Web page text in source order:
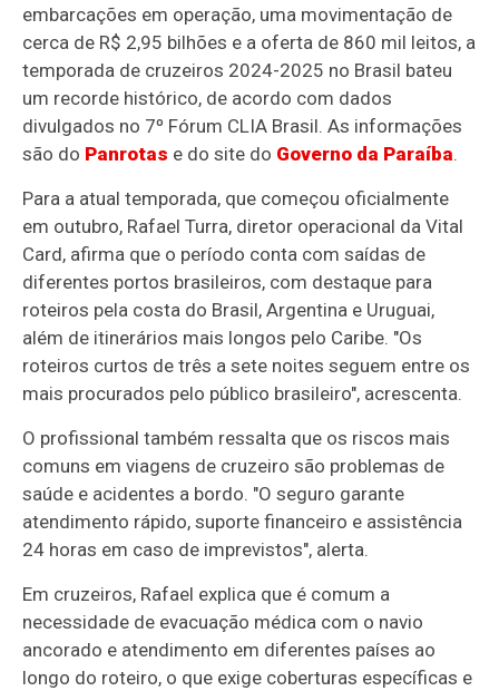
embarcações em operação, uma movimentação de
cerca de R$ 2,95 bilhões e a oferta de 860 mil leitos, a
temporada de cruzeiros 2024-2025 no Brasil bateu
um recorde histórico, de acordo com dados
divulgados no 7º Fórum CLIA Brasil. As informações
são do Panrotas e do site do Governo da Paraíba.
Para a atual temporada, que começou oficialmente
em outubro, Rafael Turra, diretor operacional da Vital
Card, afirma que o período conta com saídas de
diferentes portos brasileiros, com destaque para
roteiros pela costa do Brasil, Argentina e Uruguai,
além de itinerários mais longos pelo Caribe. "Os
roteiros curtos de três a sete noites seguem entre os
mais procurados pelo público brasileiro", acrescenta.
O profissional também ressalta que os riscos mais
comuns em viagens de cruzeiro são problemas de
saúde e acidentes a bordo. "O seguro garante
atendimento rápido, suporte financeiro e assistência
24 horas em caso de imprevistos", alerta.
Em cruzeiros, Rafael explica que é comum a
necessidade de evacuação médica com o navio
ancorado e atendimento em diferentes países ao
longo do roteiro, o que exige coberturas específicas e